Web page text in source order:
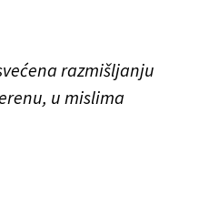
razmišljanju
u mislima